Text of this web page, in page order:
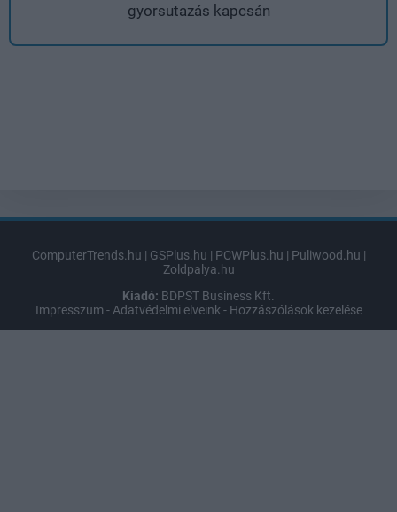
gyorsutazás kapcsán
ComputerTrends.hu | GSPlus.hu | PCWPlus.hu | Puliwood.hu |
Zoldpalya.hu
Kiadó: BDPST Business Kft.
Impresszum - Adatvédelmi elveink - Hozzászólások kezelése